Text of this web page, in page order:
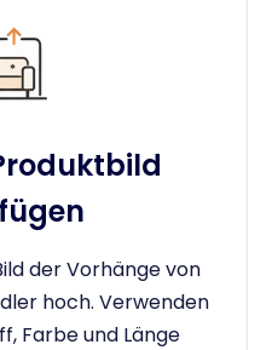
der Vorhänge von
hoch. Verwenden
Farbe und Länge